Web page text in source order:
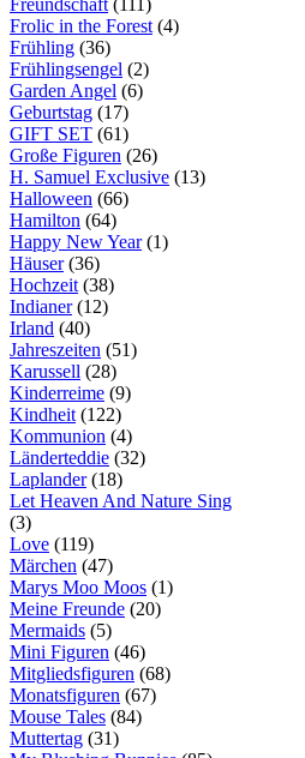
Freundschaft (111)
Frolic in the Forest (4)
Frühling (36)
Frühlingsengel (2)
Garden Angel (6)
Geburtstag (17)
GIFT SET (61)
Große Figuren (26)
H. Samuel Exclusive (13)
Halloween (66)
Hamilton (64)
Happy New Year(1)
Häuser(36)
Hochzeit (38)
Indianer(12)
Irland (40)
Jahreszeiten (51)
Karussell (28)
Kinderreime (9)
Kindheit (122)
Kommunion (4)
Länderteddie (32)
Laplander(18)
Let Heaven And Nature Sing
(3)
Love (119)
Märchen (47)
Marys Moo Moos (1)
Meine Freunde (20)
Mermaids (5)
Mini Figuren (46)
Mitgliedsfiguren (68)
Monatsfiguren (67)
Mouse Tales (84)
Muttertag (31)